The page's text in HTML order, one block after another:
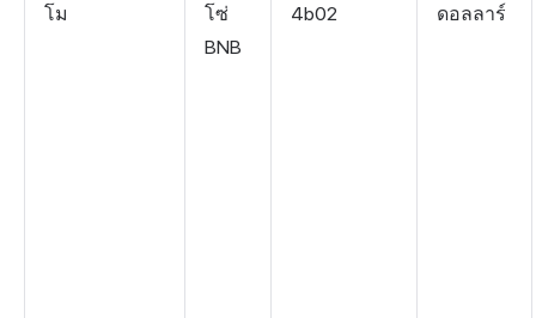
โม
โซ่
BNB
4b02
ดอลลาร์